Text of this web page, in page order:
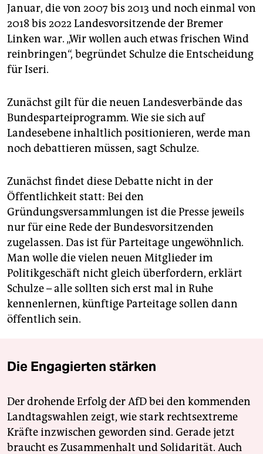
Januar, die von 2007 bis 2013 und noch einmal von
2018 bis 2022 Landesvorsitzende der Bremer
Linken war. „Wir wollen auch etwas frischen Wind
reinbringen“, begründet Schulze die Entscheidung
für Iseri.
Zunächst gilt für die neuen Landesverbände das
Bundesparteiprogramm. Wie sie sich auf
Landesebene inhaltlich positionieren, werde man
noch debattieren müssen, sagt Schulze.
Zunächst findet diese Debatte nicht in der
Öffentlichkeit statt: Bei den
Gründungsversammlungen ist die Presse jeweils
nur für eine Rede der Bundesvorsitzenden
zugelassen. Das ist für Parteitage ungewöhnlich.
Man wolle die vielen neuen Mitglieder im
Politikgeschäft nicht gleich überfordern, erklärt
Schulze – alle sollten sich erst mal in Ruhe
kennenlernen, künftige Parteitage sollen dann
öffentlich sein.
Die Engagierten stärken
Der drohende Erfolg der AfD bei den kommenden
Landtagswahlen zeigt, wie stark rechtsextreme
Kräfte inzwischen geworden sind. Gerade jetzt
braucht es Zusammenhalt und Solidarität. Auch